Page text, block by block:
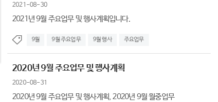
2021-08-30
2021년 9월 주요업무 및 행사계획입니다.
9월 9월 주요업무 9월 행사 주요업무
2020년 9월 주요업무 및 행사계획
2020-08-31
2020년 9월 주요업무 및 행사계획, 2020년 9월 월중업무